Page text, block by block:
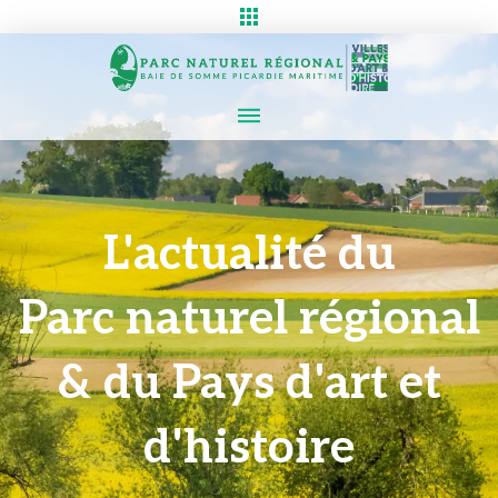
L'actualité du
Parc naturel régional
& du Pays d'art et
d'histoire